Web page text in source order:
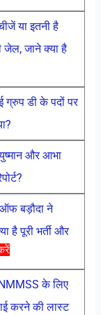
या इतनी है
जेल, जाने क्या है
डी के पदों पर
और आभा
बड़ौदा ने
है पूरी भर्ती और
के लिए
करने की लास्ट